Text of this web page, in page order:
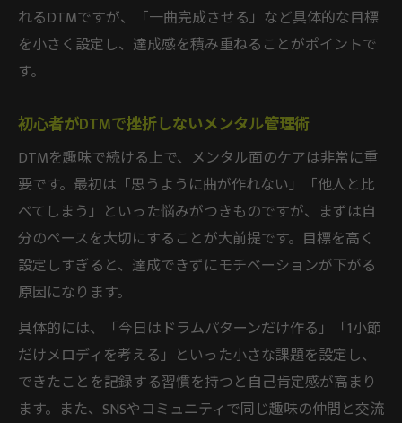
れるDTMですが、「一曲完成させる」など具体的な目標
を小さく設定し、達成感を積み重ねることがポイントで
す。
初心者がDTMで挫折しないメンタル管理術
DTMを趣味で続ける上で、メンタル面のケアは非常に重
要です。最初は「思うように曲が作れない」「他人と比
べてしまう」といった悩みがつきものですが、まずは自
分のペースを大切にすることが大前提です。目標を高く
設定しすぎると、達成できずにモチベーションが下がる
原因になります。
具体的には、「今日はドラムパターンだけ作る」「1小節
だけメロディを考える」といった小さな課題を設定し、
できたことを記録する習慣を持つと自己肯定感が高まり
ます。また、SNSやコミュニティで同じ趣味の仲間と交流